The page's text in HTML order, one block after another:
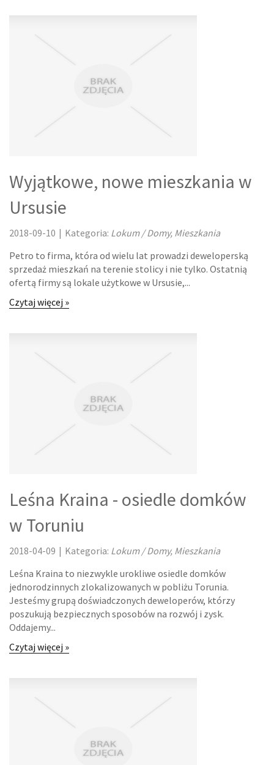
REMONTY, ELEKTRYK, HYDRAULIK
LOKUM
KLIMATYZACJA I WENTYLACJA
NIERUCHOMOŚCI, DZIAŁKI
KURSY JĘZYKOWE
KONFERENCJE, SALE SZKOLENIOWE
BIZNES ONLINE
BIŻUTERIA
DLA DZIECI
ODZIEŻ
SPORT
Wyjątkowe, nowe mieszkania w
Ursusie
2018-09-10 | Kategoria: Lokum / Domy, Mieszkania
Petro to firma, która od wielu lat prowadzi deweloperską
sprzedaż mieszkań na terenie stolicy i nie tylko. Ostatnią
ofertą firmy są lokale użytkowe w Ursusie,...
Czytaj więcej »
Leśna Kraina - osiedle domków
w Toruniu
2018-04-09 | Kategoria: Lokum / Domy, Mieszkania
Leśna Kraina to niezwykle urokliwe osiedle domków
jednorodzinnych zlokalizowanych w pobliżu Torunia.
Jesteśmy grupą doświadczonych deweloperów, którzy
poszukują bezpiecznych sposobów na rozwój i zysk.
Oddajemy...
Czytaj więcej »